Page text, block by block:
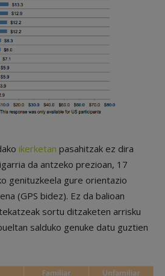
ikerketan pasahitzak ez dira
da antzeko prezioan, 17
genituzkeela gure orientazio
(GPS bidez). Ez da balioan
sortu ditzaketen arrisku
salduko genuke datu guztien